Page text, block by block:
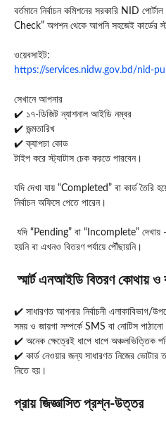
বর্তমানে নির্বাচন কমিশনের সরকারি NID
Check” অপশন থেকে আপনি সহজেই কার্ডের
ওয়েবসাইট:
https://services.nidw.gov.bd/nid-
সেখানে আপনার
✔️ ১৭-ডিজিট ন্যাশনাল আইডি নম্বর
✔️ জন্মতারিখ
✔️ ক্যাপচা কোড
টাইপ করে স্ট্যাটাস চেক করতে পারবেন।
যদি দেখা যায় “Completed” বা কার্ড তৈরি
নির্বাচন অফিসে পেতে পারেন।
যদি “Pending” বা “Incomplete” দেখায় —
হয়নি বা এখনও বিতরণ পর্যায়ে পৌঁছায়নি।
স্মার্ট এনআইডি বিতরণ কোথায় ও
✔️ সাধারণত আপনার নির্বাচনী এলাকাবিভাগ/
সময় ও জায়গা সম্পর্কে SMS বা নোটিস
✔️ অনেক ক্ষেত্রেই ধাপে ধাপে অঞ্চলভিত্তিক
✔️ কার্ড নেওয়ার জন্য সাধারণত নিজের
নিতে হয়।
প্রায় জিজ্ঞাসিত প্রশ্ন-উত্তর